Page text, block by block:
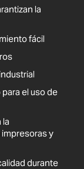
la
fácil
el uso de
la
y
durante